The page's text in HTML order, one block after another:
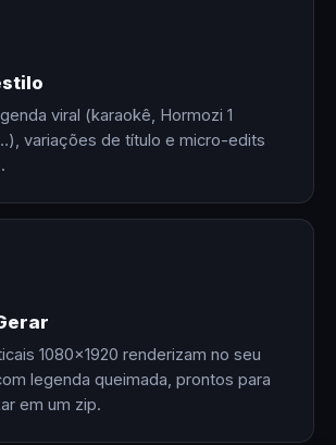
viral (karaokê, Hormozi 1
variações de título e micro-edits
1080×1920 renderizam no seu
legenda queimada, prontos para
em um zip.